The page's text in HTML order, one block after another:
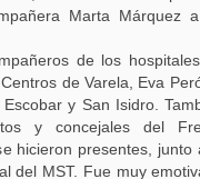
Marta Márquez
de los
de Varela, Eva
y San Isidro.
y concejales del
hicieron presentes, junto
del MST. Fue muy